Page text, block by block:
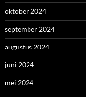
oktober 2024
september 2024
augustus 2024
juni 2024
mei 2024